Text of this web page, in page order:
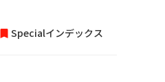
Specialインデックス